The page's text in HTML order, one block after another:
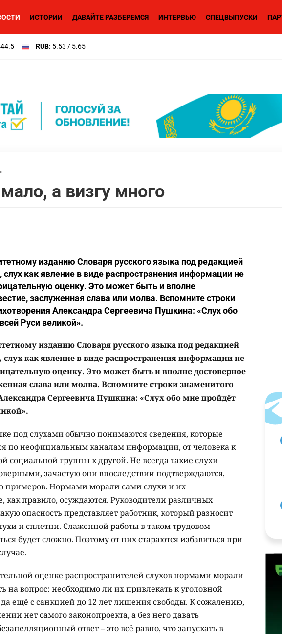
ИСТОРИИ ДАВАЙТЕ РАЗБЕРЕМСЯ ИНТЕРВЬЮ СПЕЦВЫПУСКИ
RUB: 5.53 / 5.65
•
а визгу много
изданию Словаря русского языка под редакцией
слух как явление в виде распространения информации не
оценку. Это может быть и вполне
заслуженная слава или молва. Вспомните строки
Александра Сергеевича Пушкина: «Слух обо
Руси великой».
изданию Словаря русского языка под редакцией
слух как явление в виде распространения информации не
оценку. Это может быть и вполне достоверное
слава или молва. Вспомните строки знаменитого
Сергеевича Пушкина: «Слух обо мне пройдёт
под слухами обычно понимаются сведения, которые
по неофициальным каналам информации, от человека к
социальной группы к другой. Не всегда такие слухи
зачастую они впоследствии подтверждаются,
примеров. Нормами морали сами слухи и их
как правило, осуждаются. Руководители различных
опасность представляет работник, который разносит
и сплетни. Слаженной работы в таком трудовом
будет сложно. Поэтому от них стараются избавиться при
оценке распространителей слухов нормами морали
на вопрос: необходимо ли их привлекать к уголовной
да ещё с санкцией до 12 лет лишения свободы. К сожалению,
нет самого законопроекта, а без него давать
ответ – это всё равно, что запускать в